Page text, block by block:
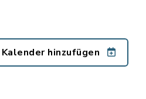
hinzufügen